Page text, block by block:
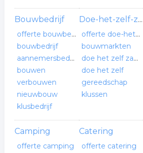
Bouwbedrijf
offerte bouwbedrijf
bouwbedrijf
aannemersbedrijf
bouwen
verbouwen
nieuwbouw
klusbedrijf
Doe-het-zelf-zaak
offerte doe-het-zelf-zaak
bouwmarkten
doe het zelf zaken
doe het zelf
gereedschap
klussen
Camping
offerte camping
Catering
offerte catering